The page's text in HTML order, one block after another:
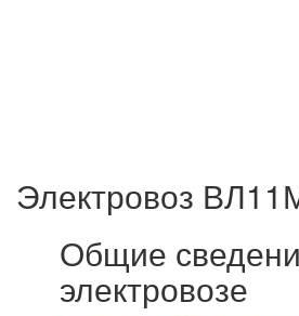
Электровоз
Общие
электровозе